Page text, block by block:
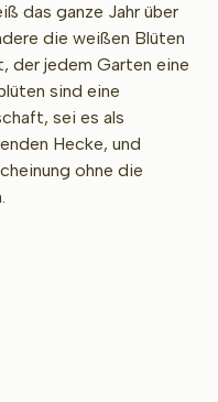
das ganze Jahr über
die weißen Blüten
der jedem Garten eine
sind eine
sei es als
Hecke, und
ohne die